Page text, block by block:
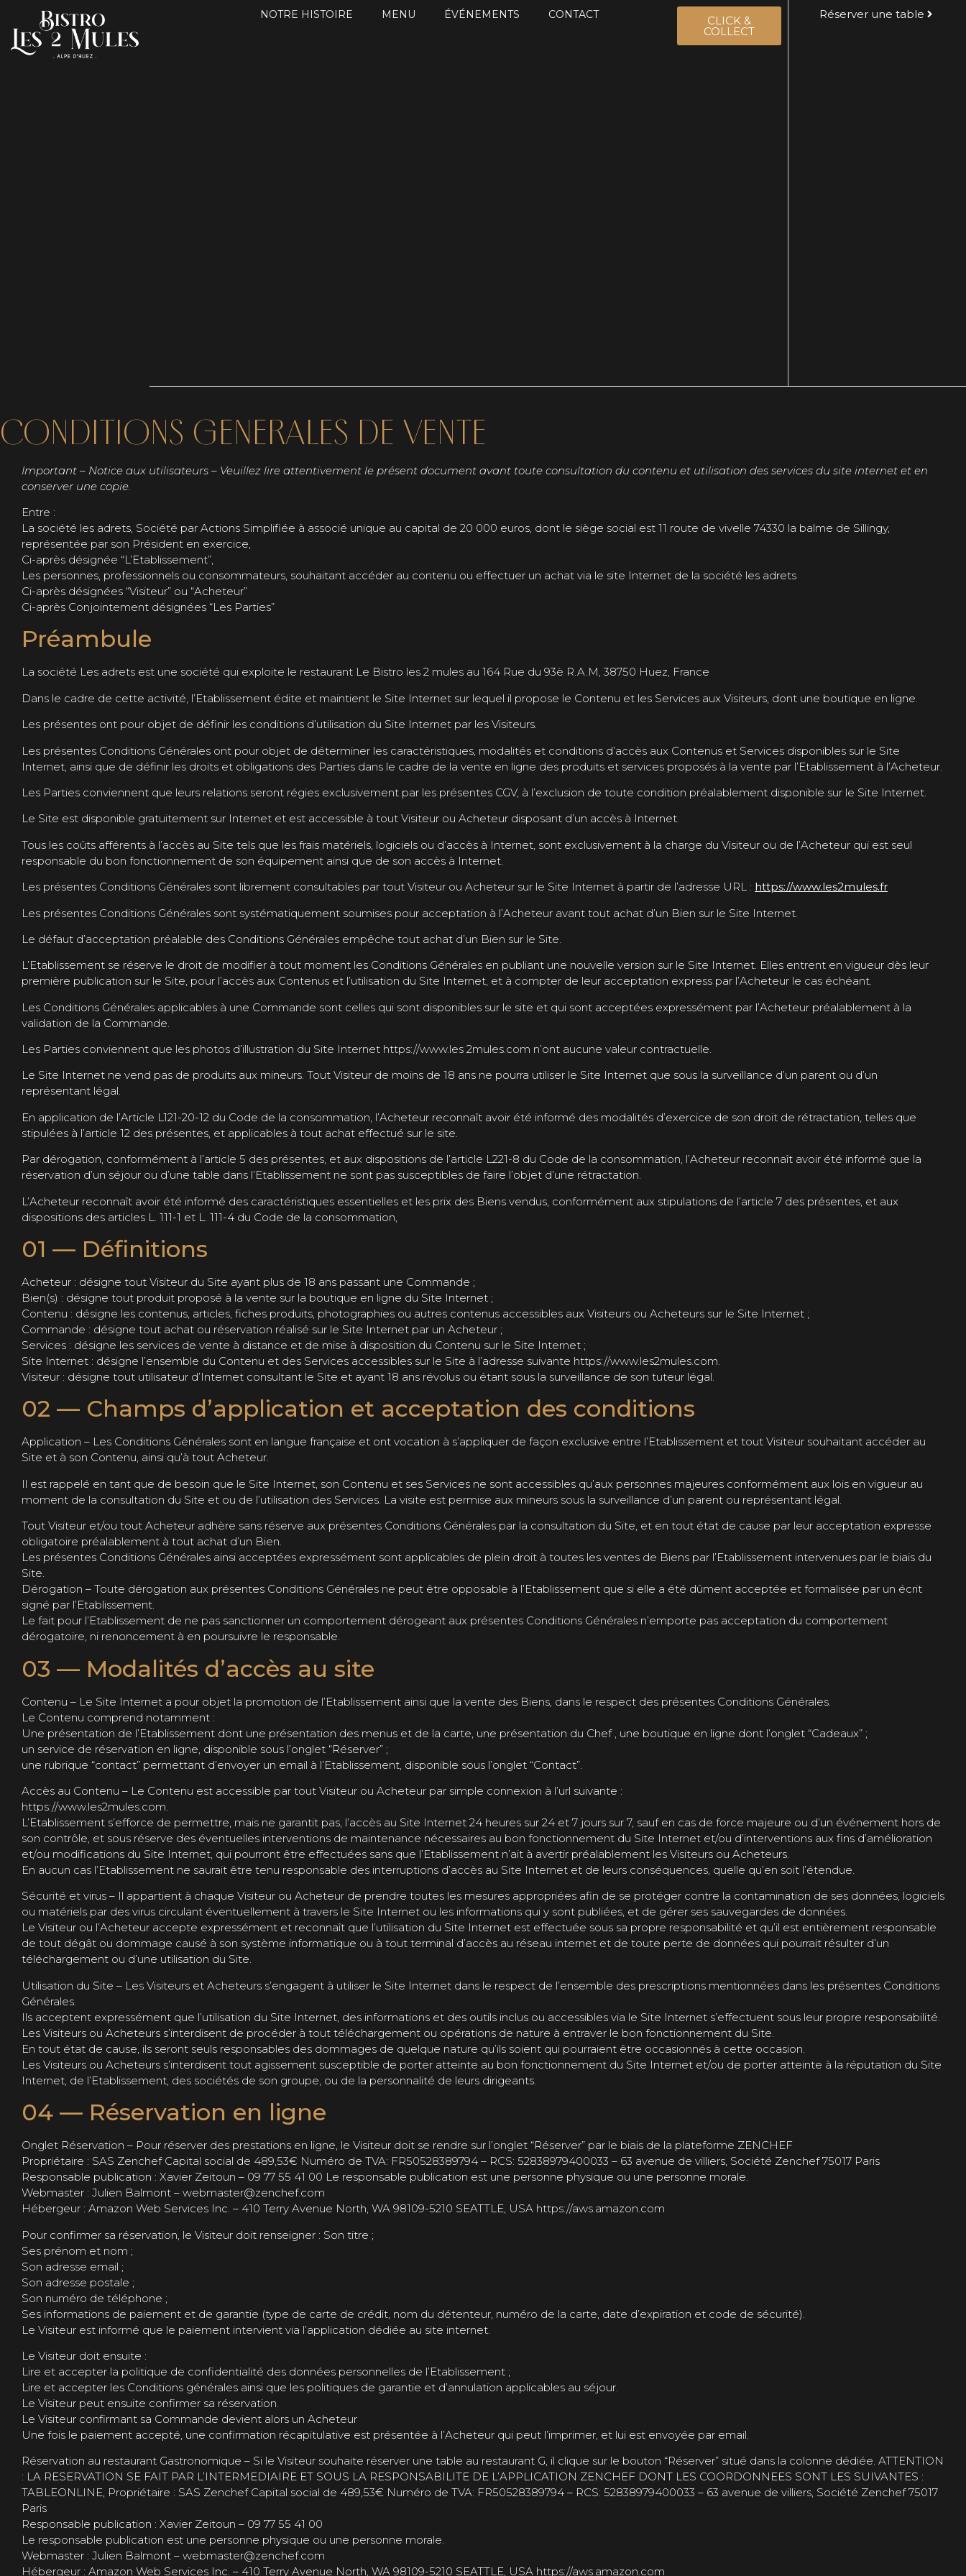
NOTRE HISTOIRE MENU ÉVÉNEMENTS CONTACT CLICK &
COLLECT
Réserver une table
CONDITIONS GENERALES DE VENTE
Important – Notice aux utilisateurs – Veuillez lire attentivement le présent document avant toute consultation du contenu et utilisation des services du site internet et en
conserver une copie.
Entre :
La société les adrets, Société par Actions Simplifiée à associé unique au capital de 20 000 euros, dont le siège social est 11 route de vivelle 74330 la balme de Sillingy,
représentée par son Président en exercice,
Ci-après désignée “L’Etablissement”,
Les personnes, professionnels ou consommateurs, souhaitant accéder au contenu ou effectuer un achat via le site Internet de la société les adrets
Ci-après désignées “Visiteur” ou “Acheteur”
Ci-après Conjointement désignées “Les Parties”
Préambule
La société Les adrets est une société qui exploite le restaurant Le Bistro les 2 mules au 164 Rue du 93è R.A.M, 38750 Huez, France
Dans le cadre de cette activité, l’Etablissement édite et maintient le Site Internet sur lequel il propose le Contenu et les Services aux Visiteurs, dont une boutique en ligne.
Les présentes ont pour objet de définir les conditions d’utilisation du Site Internet par les Visiteurs.
Les présentes Conditions Générales ont pour objet de déterminer les caractéristiques, modalités et conditions d’accès aux Contenus et Services disponibles sur le Site
Internet, ainsi que de définir les droits et obligations des Parties dans le cadre de la vente en ligne des produits et services proposés à la vente par l’Etablissement à l’Acheteur.
Les Parties conviennent que leurs relations seront régies exclusivement par les présentes CGV, à l’exclusion de toute condition préalablement disponible sur le Site Internet.
Le Site est disponible gratuitement sur Internet et est accessible à tout Visiteur ou Acheteur disposant d’un accès à Internet.
Tous les coûts afférents à l’accès au Site tels que les frais matériels, logiciels ou d’accès à Internet, sont exclusivement à la charge du Visiteur ou de l’Acheteur qui est seul
responsable du bon fonctionnement de son équipement ainsi que de son accès à Internet.
Les présentes Conditions Générales sont librement consultables par tout Visiteur ou Acheteur sur le Site Internet à partir de l’adresse URL : https://www.les2mules.fr
Les présentes Conditions Générales sont systématiquement soumises pour acceptation à l’Acheteur avant tout achat d’un Bien sur le Site Internet.
Le défaut d’acceptation préalable des Conditions Générales empêche tout achat d’un Bien sur le Site.
L’Etablissement se réserve le droit de modifier à tout moment les Conditions Générales en publiant une nouvelle version sur le Site Internet. Elles entrent en vigueur dès leur
première publication sur le Site, pour l’accès aux Contenus et l’utilisation du Site Internet, et à compter de leur acceptation express par l’Acheteur le cas échéant.
Les Conditions Générales applicables à une Commande sont celles qui sont disponibles sur le site et qui sont acceptées expressément par l’Acheteur préalablement à la
validation de la Commande.
Les Parties conviennent que les photos d’illustration du Site Internet https://www.les 2mules.com n’ont aucune valeur contractuelle.
Le Site Internet ne vend pas de produits aux mineurs. Tout Visiteur de moins de 18 ans ne pourra utiliser le Site Internet que sous la surveillance d’un parent ou d’un
représentant légal.
En application de l’Article L121-20-12 du Code de la consommation, l’Acheteur reconnaît avoir été informé des modalités d’exercice de son droit de rétractation, telles que
stipulées à l’article 12 des présentes, et applicables à tout achat effectué sur le site.
Par dérogation, conformément à l’article 5 des présentes, et aux dispositions de l’article L221-8 du Code de la consommation, l’Acheteur reconnaît avoir été informé que la
réservation d’un séjour ou d’une table dans l’Etablissement ne sont pas susceptibles de faire l’objet d’une rétractation.
L’Acheteur reconnaît avoir été informé des caractéristiques essentielles et les prix des Biens vendus, conformément aux stipulations de l’article 7 des présentes, et aux
dispositions des articles L. 111-1 et L. 111-4 du Code de la consommation,
01 — Définitions
Acheteur : désigne tout Visiteur du Site ayant plus de 18 ans passant une Commande ;
Bien(s) : désigne tout produit proposé à la vente sur la boutique en ligne du Site Internet ;
Contenu : désigne les contenus, articles, fiches produits, photographies ou autres contenus accessibles aux Visiteurs ou Acheteurs sur le Site Internet ;
Commande : désigne tout achat ou réservation réalisé sur le Site Internet par un Acheteur ;
Services : désigne les services de vente à distance et de mise à disposition du Contenu sur le Site Internet ;
Site Internet : désigne l’ensemble du Contenu et des Services accessibles sur le Site à l’adresse suivante https://www.les2mules.com.
Visiteur : désigne tout utilisateur d’Internet consultant le Site et ayant 18 ans révolus ou étant sous la surveillance de son tuteur légal.
02 — Champs d’application et acceptation des conditions
Application – Les Conditions Générales sont en langue française et ont vocation à s’appliquer de façon exclusive entre l’Etablissement et tout Visiteur souhaitant accéder au
Site et à son Contenu, ainsi qu’à tout Acheteur.
Il est rappelé en tant que de besoin que le Site Internet, son Contenu et ses Services ne sont accessibles qu’aux personnes majeures conformément aux lois en vigueur au
moment de la consultation du Site et ou de l’utilisation des Services. La visite est permise aux mineurs sous la surveillance d’un parent ou représentant légal.
Tout Visiteur et/ou tout Acheteur adhère sans réserve aux présentes Conditions Générales par la consultation du Site, et en tout état de cause par leur acceptation expresse
obligatoire préalablement à tout achat d’un Bien.
Les présentes Conditions Générales ainsi acceptées expressément sont applicables de plein droit à toutes les ventes de Biens par l’Etablissement intervenues par le biais du
Site.
Dérogation – Toute dérogation aux présentes Conditions Générales ne peut être opposable à l’Etablissement que si elle a été dûment acceptée et formalisée par un écrit
signé par l’Etablissement.
Le fait pour l’Etablissement de ne pas sanctionner un comportement dérogeant aux présentes Conditions Générales n’emporte pas acceptation du comportement
dérogatoire, ni renoncement à en poursuivre le responsable.
03 — Modalités d’accès au site
Contenu – Le Site Internet a pour objet la promotion de l’Etablissement ainsi que la vente des Biens, dans le respect des présentes Conditions Générales.
Le Contenu comprend notamment :
Une présentation de l’Etablissement dont une présentation des menus et de la carte, une présentation du Chef , une boutique en ligne dont l’onglet “Cadeaux” ;
un service de réservation en ligne, disponible sous l’onglet “Réserver” ;
une rubrique “contact” permettant d’envoyer un email à l’Etablissement, disponible sous l’onglet “Contact”.
Accès au Contenu – Le Contenu est accessible par tout Visiteur ou Acheteur par simple connexion à l’url suivante :
https://www.les2mules.com.
L’Etablissement s’efforce de permettre, mais ne garantit pas, l’accès au Site Internet 24 heures sur 24 et 7 jours sur 7, sauf en cas de force majeure ou d’un événement hors de
son contrôle, et sous réserve des éventuelles interventions de maintenance nécessaires au bon fonctionnement du Site Internet et/ou d’interventions aux fins d’amélioration
et/ou modifications du Site Internet, qui pourront être effectuées sans que l’Etablissement n’ait à avertir préalablement les Visiteurs ou Acheteurs.
En aucun cas l’Etablissement ne saurait être tenu responsable des interruptions d’accès au Site Internet et de leurs conséquences, quelle qu’en soit l’étendue.
Sécurité et virus – Il appartient à chaque Visiteur ou Acheteur de prendre toutes les mesures appropriées afin de se protéger contre la contamination de ses données, logiciels
ou matériels par des virus circulant éventuellement à travers le Site Internet ou les informations qui y sont publiées, et de gérer ses sauvegardes de données.
Le Visiteur ou l’Acheteur accepte expressément et reconnaît que l’utilisation du Site Internet est effectuée sous sa propre responsabilité et qu’il est entièrement responsable
de tout dégât ou dommage causé à son système informatique ou à tout terminal d’accès au réseau internet et de toute perte de données qui pourrait résulter d’un
téléchargement ou d’une utilisation du Site.
Utilisation du Site – Les Visiteurs et Acheteurs s’engagent à utiliser le Site Internet dans le respect de l’ensemble des prescriptions mentionnées dans les présentes Conditions
Générales.
Ils acceptent expressément que l’utilisation du Site Internet, des informations et des outils inclus ou accessibles via le Site Internet s’effectuent sous leur propre responsabilité.
Les Visiteurs ou Acheteurs s’interdisent de procéder à tout téléchargement ou opérations de nature à entraver le bon fonctionnement du Site.
En tout état de cause, ils seront seuls responsables des dommages de quelque nature qu’ils soient qui pourraient être occasionnés à cette occasion.
Les Visiteurs ou Acheteurs s’interdisent tout agissement susceptible de porter atteinte au bon fonctionnement du Site Internet et/ou de porter atteinte à la réputation du Site
Internet, de l’Etablissement, des sociétés de son groupe, ou de la personnalité de leurs dirigeants.
04 — Réservation en ligne
Onglet Réservation – Pour réserver des prestations en ligne, le Visiteur doit se rendre sur l’onglet “Réserver” par le biais de la plateforme ZENCHEF
Propriétaire : SAS Zenchef Capital social de 489,53€ Numéro de TVA: FR50528389794 – RCS: 52838979400033 – 63 avenue de villiers, Société Zenchef 75017 Paris
Responsable publication : Xavier Zeitoun – 09 77 55 41 00 Le responsable publication est une personne physique ou une personne morale.
Webmaster : Julien Balmont – webmaster@zenchef.com
Hébergeur : Amazon Web Services Inc. – 410 Terry Avenue North, WA 98109-5210 SEATTLE, USA https://aws.amazon.com
Pour confirmer sa réservation, le Visiteur doit renseigner : Son titre ;
Ses prénom et nom ;
Son adresse email ;
Son adresse postale ;
Son numéro de téléphone ;
Ses informations de paiement et de garantie (type de carte de crédit, nom du détenteur, numéro de la carte, date d’expiration et code de sécurité).
Le Visiteur est informé que le paiement intervient via l’application dédiée au site internet.
Le Visiteur doit ensuite :
Lire et accepter la politique de confidentialité des données personnelles de l’Etablissement ;
Lire et accepter les Conditions générales ainsi que les politiques de garantie et d’annulation applicables au séjour.
Le Visiteur peut ensuite confirmer sa réservation.
Le Visiteur confirmant sa Commande devient alors un Acheteur
Une fois le paiement accepté, une confirmation récapitulative est présentée à l’Acheteur qui peut l’imprimer, et lui est envoyée par email.
Réservation au restaurant Gastronomique – Si le Visiteur souhaite réserver une table au restaurant G, il clique sur le bouton “Réserver” situé dans la colonne dédiée. ATTENTION
: LA RESERVATION SE FAIT PAR L’INTERMEDIAIRE ET SOUS LA RESPONSABILITE DE L’APPLICATION ZENCHEF DONT LES COORDONNEES SONT LES SUIVANTES :
TABLEONLINE, Propriétaire : SAS Zenchef Capital social de 489,53€ Numéro de TVA: FR50528389794 – RCS: 52838979400033 – 63 avenue de villiers, Société Zenchef 75017
Paris
Responsable publication : Xavier Zeitoun – 09 77 55 41 00
Le responsable publication est une personne physique ou une personne morale.
Webmaster : Julien Balmont – webmaster@zenchef.com
Hébergeur : Amazon Web Services Inc. – 410 Terry Avenue North, WA 98109-5210 SEATTLE, USA https://aws.amazon.com